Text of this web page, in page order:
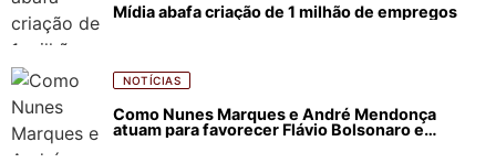
Mídia abafa criação de 1 milhão de empregos
NOTÍCIAS
Como Nunes Marques e André Mendonça
atuam para favorecer Flávio Bolsonaro e